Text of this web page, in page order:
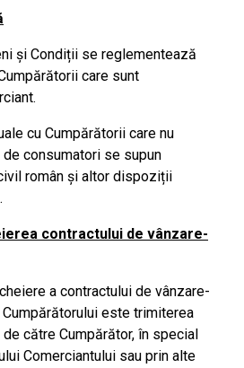
și Condiții se reglementează
care sunt
cu Cumpărătorii care nu
consumatori se supun
român și altor dispoziții
contractului de vânzare-
a contractului de vânzare-
este trimiterea
către Cumpărător, în special
Comerciantului sau prin alte